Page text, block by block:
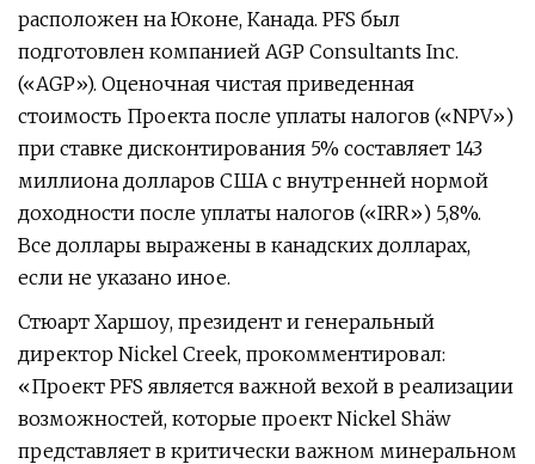
расположен на Юконе, Канада. PFS был
подготовлен компанией AGP Consultants Inc.
(«AGP»). Оценочная чистая приведенная
стоимость Проекта после уплаты налогов («NPV»)
при ставке дисконтирования 5% составляет 143
миллиона долларов США с внутренней нормой
доходности после уплаты налогов («IRR») 5,8%.
Все доллары выражены в канадских долларах,
если не указано иное.
Стюарт Харшоу, президент и генеральный
директор Nickel Creek, прокомментировал:
«Проект PFS является важной вехой в реализации
возможностей, которые проект Nickel Shäw
представляет в критически важном минеральном